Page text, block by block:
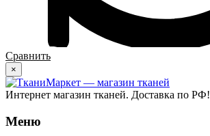
Сравнить
×
Интернет магазин тканей. Доставка по РФ!
Меню